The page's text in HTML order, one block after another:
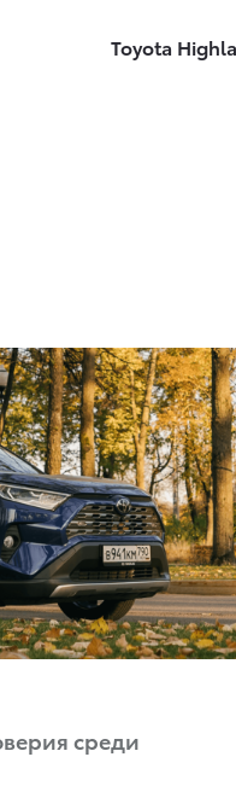
Toyota
среди